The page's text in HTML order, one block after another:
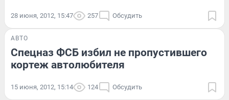
28 июня, 2012, 15:47 257 Обсудить
АВТО
Спецназ ФСБ избил не пропустившего
кортеж автолюбителя
15 июня, 2012, 15:14 124 Обсудить